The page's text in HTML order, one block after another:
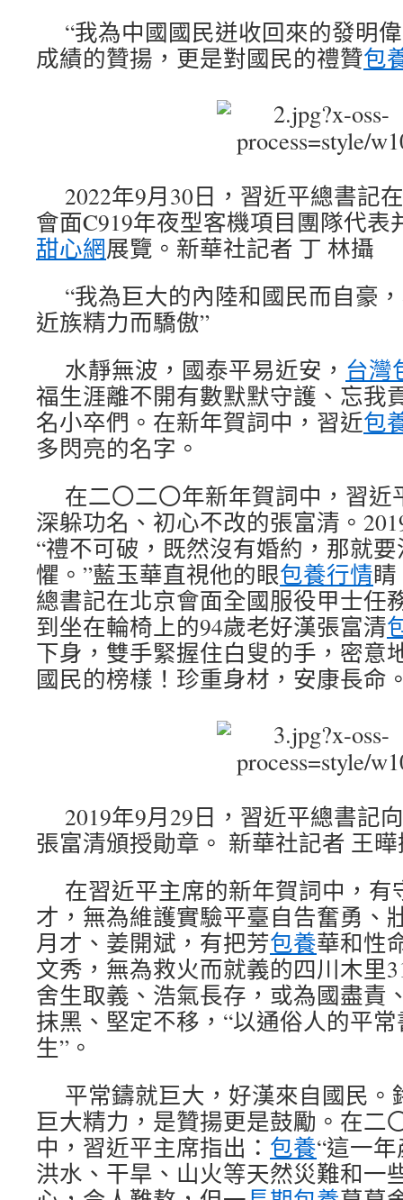
“我為中國國民迸收回來的發明
成績的贊揚，更是對國民的禮贊包
2022年9月30日，習近平總書記
會面C919年夜型客機項目團隊代表
甜心網展覽。新華社記者 丁 林攝
“我為巨大的內陸和國民而自豪
近族精力而驕傲”
水靜無波，國泰平易近安， 台灣
福生涯離不開有數默默守護、忘我
名小卒們。在新年賀詞中，習近包
多閃亮的名字。
在二〇二〇年新年賀詞中，習
深躲功名、初心不改的張富清。
“禮不可破，既然沒有婚約，那就
懼。”藍玉華直視他的眼包養行情
總書記在北京會面全國服役甲士任
到坐在輪椅上的94歲老好漢張富清
下身，雙手緊握住白叟的手，密意
國民的榜樣！珍重身材，安康長命
2019年9月29日，習近平總書記
張富清頒授勛章。 新華社記者 王
在習近平主席的新年賀詞中，有
才，無為維護實驗平臺自告奮勇、
月才、姜開斌，有把芳包養華和性
文秀，無為救火而就義的四川木
舍生取義、浩氣長存，或為國盡責
抹黑、堅定不移，“以通俗人的平
生”。
平常鑄就巨大，好漢來自國民
巨大精力，是贊揚更是鼓勵。在二
中，習近平主席指出： 包養“這一
洪水、干旱、山火等天然災難和一